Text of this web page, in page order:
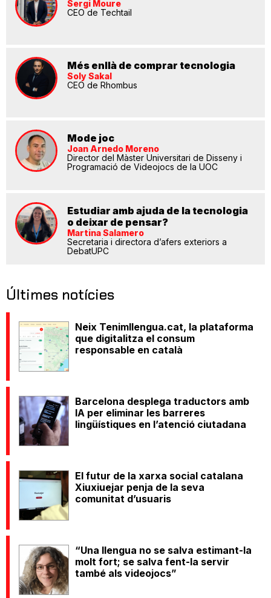
Sergi Moure
CEO de Techtail
Més enllà de comprar tecnologia
Soly Sakal
CEO de Rhombus
Mode joc
Joan Arnedo Moreno
Director del Màster Universitari de Disseny i
Programació de Videojocs de la UOC
Estudiar amb ajuda de la tecnologia
o deixar de pensar?
Martina Salamero
Secretaria i directora d’afers exteriors a
DebatUPC
Últimes notícies
Neix Tenimllengua.cat, la plataforma
que digitalitza el consum
responsable en català
Barcelona desplega traductors amb
IA per eliminar les barreres
lingüístiques en l’atenció ciutadana
El futur de la xarxa social catalana
Xiuxiuejar penja de la seva
comunitat d’usuaris
“Una llengua no se salva estimant-la
molt fort; se salva fent-la servir
també als videojocs”